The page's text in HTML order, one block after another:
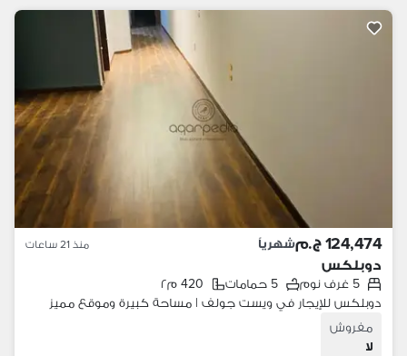
124,474 ج.م شهرياً منذ 21 ساعات
دوبلكس
5 غرف نوم 5 حمامات
420 م٢
دوبلكس للإيجار في ويست جولف | مساحة كبيرة وموقع مميز
مفروش
لا